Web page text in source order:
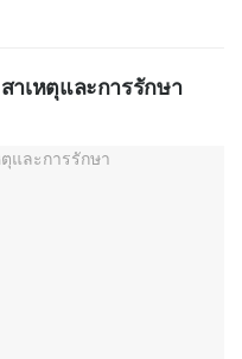
าเหตุและการรักษา